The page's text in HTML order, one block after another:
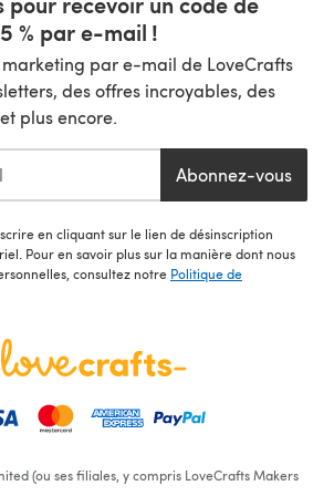
% par e-mail !
marketing par e-mail de LoveCrafts
des offres incroyables, des
plus encore.
Abonnez-vous
en cliquant sur le lien de désinscription
Pour en savoir plus sur la manière dont nous
consultez notre Politique de
(ou ses filiales, y compris LoveCrafts Makers